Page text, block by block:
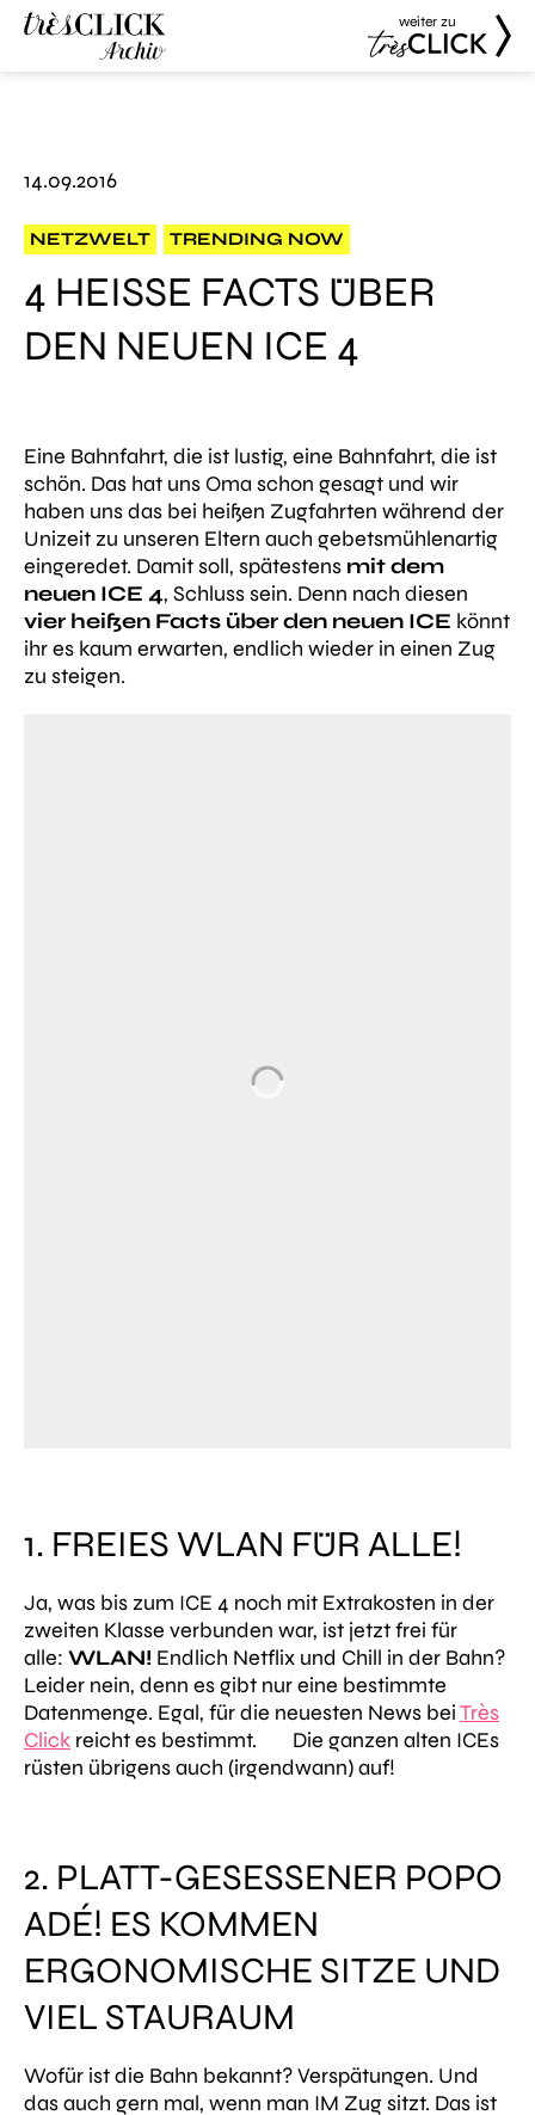
weiter zu
14.09.2016
NETZWELT TRENDING NOW
4 HEISSE FACTS ÜBER D
EN NEUEN ICE 4
Eine Bahnfahrt, die ist lustig, eine Bahnfahrt, die ist
schön. Das hat uns Oma schon gesagt und wir
haben uns das bei heißen Zugfahrten während der
Unizeit zu unseren Eltern auch gebetsmühlenartig
eingeredet. Damit soll, spätestens mit dem
neuen ICE 4, Schluss sein. Denn nach diesen
vier heißen Facts über den neuen ICE könnt
ihr es kaum erwarten, endlich wieder in einen Zug
zu steigen.
1. FREIES WLAN FÜR ALLE!
Ja, was bis zum ICE 4 noch mit Extrakosten in der
zweiten Klasse verbunden war, ist jetzt frei für
alle: WLAN! Endlich Netflix und Chill in der Bahn?
Leider nein, denn es gibt nur eine bestimmte
Datenmenge. Egal, für die neuesten News beiTrès
Click reicht es bestimmt.
Die ganzen alten ICEs
rüsten übrigens auch (irgendwann) auf!
2. PLATT-GESESSENER POPO
ADÉ! ES KOMMEN
ERGONOMISCHE SITZE UND
VIEL STAURAUM
Wofür ist die Bahn bekannt? Verspätungen. Und
das auch gern mal, wenn man IM Zug sitzt. Das ist